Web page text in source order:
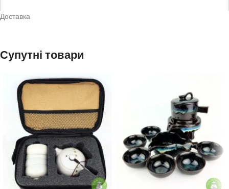
*
Зберегти моє ім'я, e-mail, та адресу сайту в цьому браузері для
моїх подальших коментарів.
Доставка
Супутні товари